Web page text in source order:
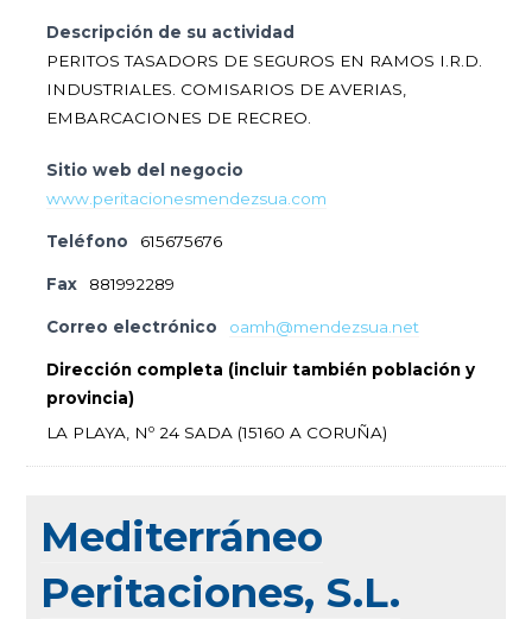
Descripción de su actividad
PERITOS TASADORS DE SEGUROS EN RAMOS I.R.D.
INDUSTRIALES. COMISARIOS DE AVERIAS,
EMBARCACIONES DE RECREO.
Sitio web del negocio
www.peritacionesmendezsua.com
Teléfono 615675676
Fax 881992289
Correo electrónico oamh@mendezsua.net
Dirección completa (incluir también población y
provincia)
LA PLAYA, Nº 24 SADA (15160 A CORUÑA)
Mediterráneo
Peritaciones, S.L.